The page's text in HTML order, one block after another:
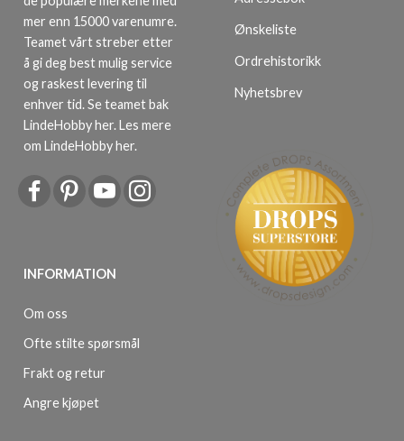
mer enn 15000 varenumre.
Teamet vårt streber etter
å gi deg best mulig service
og raskest levering til
enhver tid. Se teamet bak
LindeHobby her.Les mere
om LindeHobby her.
INFORMATION
Om oss
Ofte stilte spørsmål
Frakt og retur
Angre kjøpet
Ønskeliste
Ordrehistorikk
Nyhetsbrev